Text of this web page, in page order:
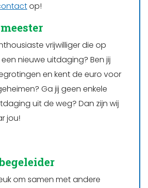
op!
vrijwilliger die op
nieuwe uitdaging? Ben jij
en kent de euro voor
Ga jij geen enkele
uit de weg? Dan zijn wij
jou!
om samen met andere